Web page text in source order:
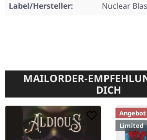
Label/Hersteller:
Nuclear
MAILORDER-
DICH
Angebot
Limited